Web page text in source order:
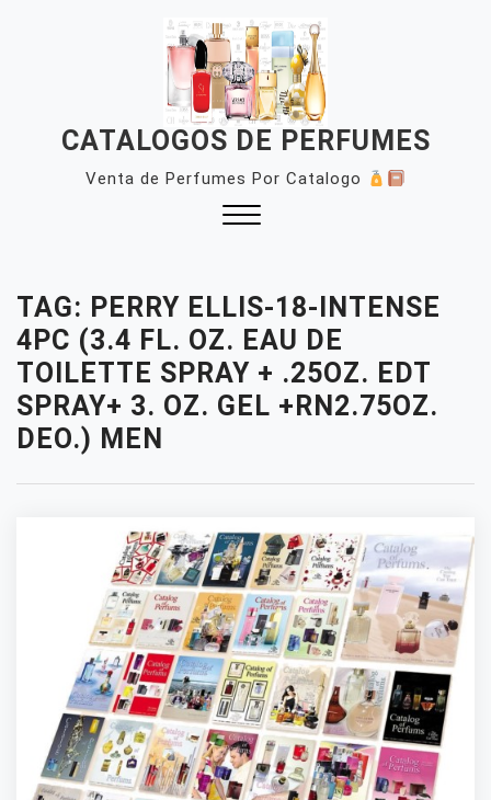
CATALOGOS DE PERFUMES
Venta de Perfumes Por Catalogo
TAG: PERRY ELLIS-18-INTENSE
4PC (3.4 FL. OZ. EAU DE
TOILETTE SPRAY + .25OZ. EDT
SPRAY+ 3. OZ. GEL +RN2.75OZ.
DEO.) MEN